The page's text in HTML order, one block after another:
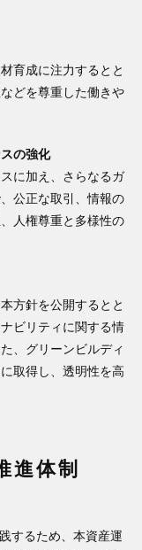
育成に注力するとと
どを尊重した働きや
の強化
に加え、さらなるガ
公正な取引、情報の
人権尊重と多様性の
方針を公開するとと
ビリティに関する情
、グリーンビルディ
取得し、透明性を高
進体制
するため、本資産運